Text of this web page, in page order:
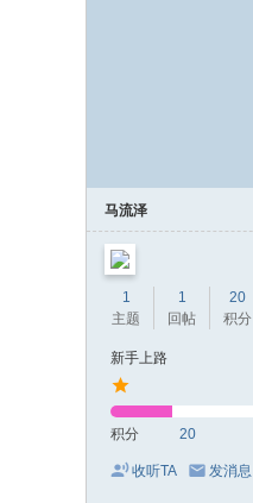
马流泽
1
主题
1
回帖
20
积分
新手上路
积分 20
收听TA 发消息